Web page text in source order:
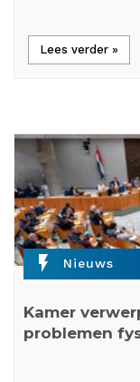
Lees verder »
flash_on Nieuws
Kamer
problemen